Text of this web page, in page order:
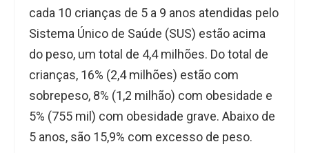
cada 10 crianças de 5 a 9 anos atendidas pelo
Sistema Único de Saúde (SUS) estão acima
do peso, um total de 4,4 milhões. Do total de
crianças, 16% (2,4 milhões) estão com
sobrepeso, 8% (1,2 milhão) com obesidade e
5% (755 mil) com obesidade grave. Abaixo de
5 anos, são 15,9% com excesso de peso.